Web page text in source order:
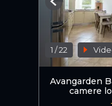
1 /22
Previous
Avangarden
camere